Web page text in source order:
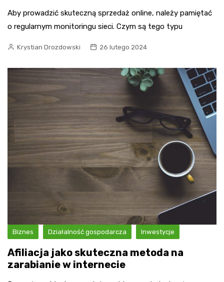
Aby prowadzić skuteczną sprzedaż online, należy pamiętać
o regularnym monitoringu sieci. Czym są tego typu
Krystian Drozdowski 26 lutego 2024
Biznes Działalność gospodarcza Inwestycje
Afiliacja jako skuteczna metoda na
zarabianie w internecie